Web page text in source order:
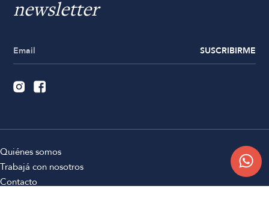
newsletter
SUSCRIBIRME
Quiénes somos
Trabajá con nosotros
Contacto